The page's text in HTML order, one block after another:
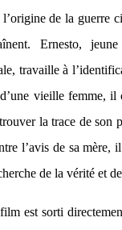
de la guerre
Ernesto,
travaille à
vieille femme, il
la trace de son
l’avis de sa mère,
de la vérité et
est sorti